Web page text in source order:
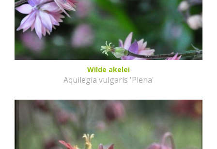
Wilde akelei
Aquilegia vulgaris 'Plena'